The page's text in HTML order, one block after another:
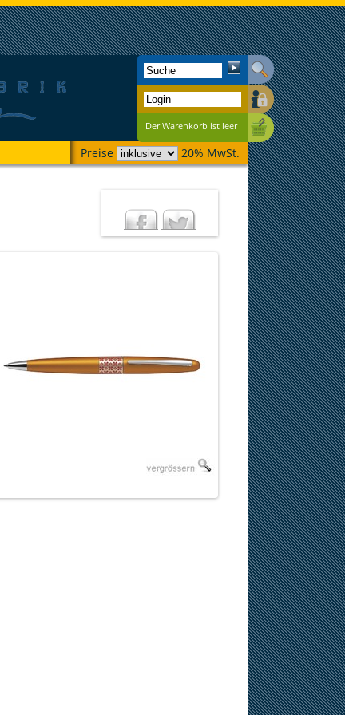
Der Warenkorb ist leer
Preise 20% MwSt.